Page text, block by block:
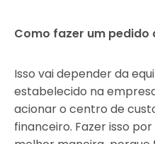
Como fazer um pedido
Isso vai depender da
estabelecido na
acionar o centro de
financeiro. Fazer isso